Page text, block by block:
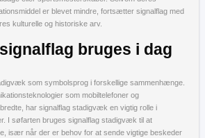
er blevet mindre, fortsætter signalflag med
kulturelle og historiske arv.
bruges i dag
som symbolsprog i forskellige sammenhænge.
som mobiltelefoner og
har signalflag stadigvæk en vigtig rolle i
I søfarten bruges signalflag stadigvæk til at
især når der er behov for at sende vigtige beskeder